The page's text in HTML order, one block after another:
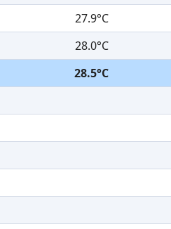
27.9°C
28.0°C
28.5°C